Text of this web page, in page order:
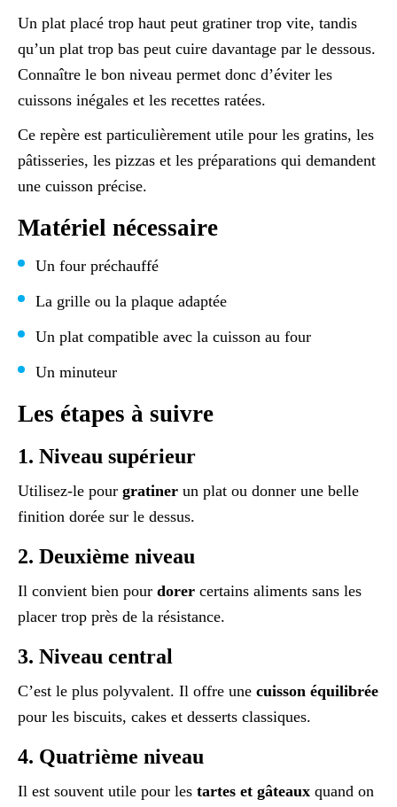
Un plat placé trop haut peut gratiner trop vite, tandis
qu’un plat trop bas peut cuire davantage par le dessous.
Connaître le bon niveau permet donc d’éviter les
cuissons inégales et les recettes ratées.
Ce repère est particulièrement utile pour les gratins, les
pâtisseries, les pizzas et les préparations qui demandent
une cuisson précise.
Matériel nécessaire
Un four préchauffé
La grille ou la plaque adaptée
Un plat compatible avec la cuisson au four
Un minuteur
Les étapes à suivre
1. Niveau supérieur
Utilisez-le pour gratiner un plat ou donner une belle
finition dorée sur le dessus.
2. Deuxième niveau
Il convient bien pour dorer certains aliments sans les
placer trop près de la résistance.
3. Niveau central
C’est le plus polyvalent. Il offre une cuisson équilibrée
pour les biscuits, cakes et desserts classiques.
4. Quatrième niveau
Il est souvent utile pour les tartes et gâteaux quand on